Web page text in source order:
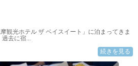
観光ホテル ザ ベイスイート」に泊まってきま
過去に宿...
続きを見る